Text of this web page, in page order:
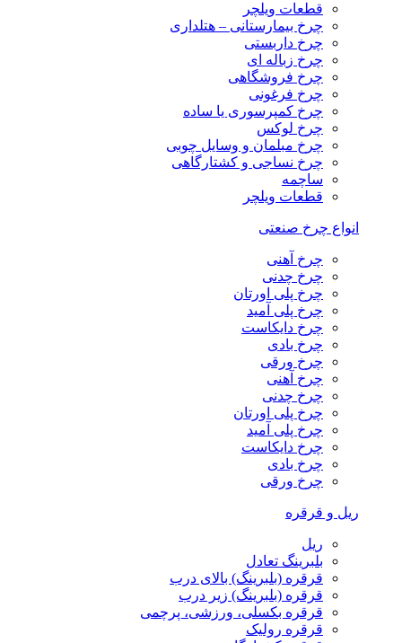
قطعات ویلچر
چرخ بیمارستانی – هتلداری
چرخ داربستی
چرخ زباله ای
چرخ فروشگاهی
چرخ فرغونی
چرخ کمپرسوری یا ساده
چرخ لوکس
چرخ مبلمان و وسایل چوبی
چرخ نساجی و کشتارگاهی
ساچمه
قطعات ویلچر
انواع چرخ صنعتی
چرخ آهنی
چرخ چدنی
چرخ پلی اورتان
چرخ پلی آمید
چرخ دایکاست
چرخ بادی
چرخ ورقی
چرخ آهنی
چرخ چدنی
چرخ پلی اورتان
چرخ پلی آمید
چرخ دایکاست
چرخ بادی
چرخ ورقی
ریل و قرقره
ریل
بلبرینگ تعادل
قرقره (بلبرینگ) بالای درب
قرقره (بلبرینگ) زیر درب
قرقره بکسلی، ورزشی، پرچمی
قرقره رولیک